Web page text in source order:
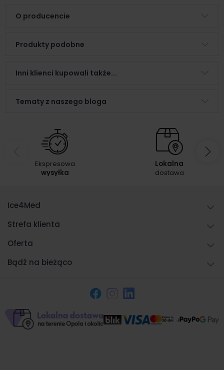
O producencie
Produkty podobne
Inni klienci kupowali także...
Tematy z naszego bloga
Ekspresowa
wysyłka
Lokalna
dostawa
Ice4Med
Strefa klienta
Oferta
Bądź na bieżąco